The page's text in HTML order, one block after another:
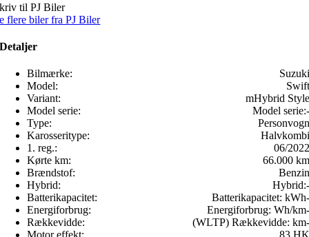
til PJ Biler
flere biler fra PJ Biler
Detaljer
Bilmærke:
Suzuki
Model:
Swift
Variant:
mHybrid Style
Model serie:
Model serie:-
Type:
Personvogn
Karosseritype:
Halvkombi
1. reg.:
06/2022
Kørte km:
66.000 km
Brændstof:
Benzin
Hybrid:
Hybrid:-
Batterikapacitet:
Batterikapacitet: -
kWh
Energiforbrug:
Energiforbrug: -
Wh/km
Rækkevidde:
(WLTP) Rækkevidde: -
km
Motor effekt:
83 HK